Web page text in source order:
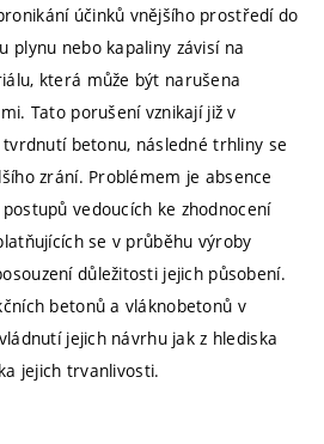
účinků vnějšího prostředí do
plynu nebo kapaliny závisí na
která může být narušena
Tato porušení vznikají již v
betonu, následné trhliny se
zrání. Problémem je absence
vedoucích ke zhodnocení
se v průběhu výroby
důležitosti jejich působení.
betonů a vláknobetonů v
jejich návrhu jak z hlediska
jejich trvanlivosti.